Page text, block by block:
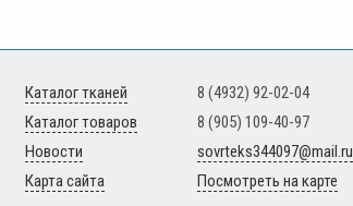
Каталог тканей
Каталог товаров
Новости
Карта сайта
8 (4932) 92-02-04
8 (905) 109-40-97
sovrteks344097@mail.ru
Посмотреть на карте